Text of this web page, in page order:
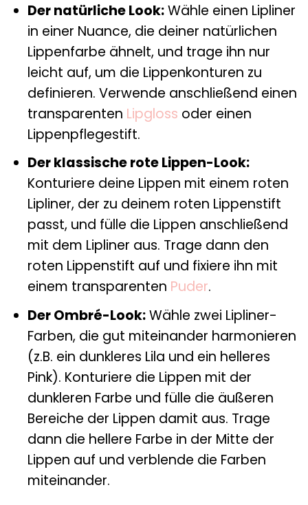
Der natürliche Look:Wähle einen Lipliner
in einer Nuance, die deiner natürlichen
Lippenfarbe ähnelt, und trage ihn nur
leicht auf, um die Lippenkonturen zu
definieren. Verwende anschließend einen
transparenten Lipgloss oder einen
Lippenpflegestift.
Der klassische rote Lippen-Look:
Konturiere deine Lippen mit einem roten
Lipliner, der zu deinem roten Lippenstift
passt, und fülle die Lippen anschließend
mit dem Lipliner aus. Trage dann den
roten Lippenstift auf und fixiere ihn mit
einem transparenten Puder.
Der Ombré-Look:Wähle zwei Lipliner-
Farben, die gut miteinander harmonieren
(z.B. ein dunkleres Lila und ein helleres
Pink). Konturiere die Lippen mit der
dunkleren Farbe und fülle die äußeren
Bereiche der Lippen damit aus. Trage
dann die hellere Farbe in der Mitte der
Lippen auf und verblende die Farben
miteinander.